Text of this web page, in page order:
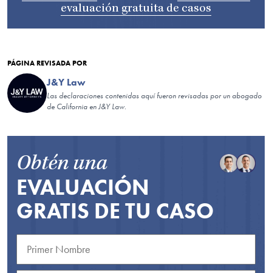
evaluación gratuita de casos
PÁGINA REVISADA POR
J&Y Law
Las declaraciones contenidas aquí fueron revisadas por un abogado
de California en J&Y Law.
Obtén una
EVALUACIÓN
GRATIS DE TU CASO